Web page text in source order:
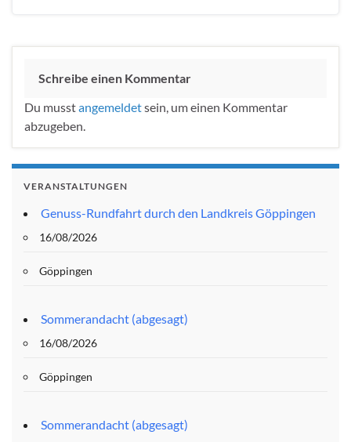
Schreibe einen Kommentar
Du musstangemeldetsein, um einen Kommentar
abzugeben.
VERANSTALTUNGEN
Genuss-Rundfahrt durch den Landkreis Göppingen
16/08/2026
Göppingen
Sommerandacht (abgesagt)
16/08/2026
Göppingen
Sommerandacht (abgesagt)